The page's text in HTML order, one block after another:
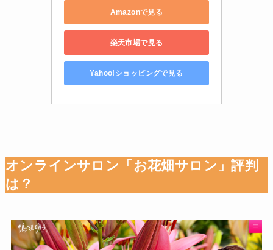
Amazonで見る
楽天市場で見る
Yahoo!ショッピングで見る
オンラインサロン「お花畑サロン」評判
は？